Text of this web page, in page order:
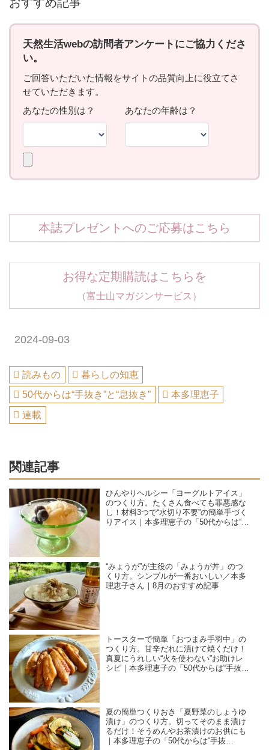
本誌プレゼントへのご応募はこちら
お得な定期購読はこちらを
（富士山マガジンサービス）
2024-09-03
読みもの
暮らしの知恵
50代からは“手抜き”と“息抜き”
本多理恵子
連載
関連記事
ひんやりヘルシー「ヨーグルトアイス」
のつくり方。たくさん食べても罪悪感な
し！材料3つで“水切り不要”の簡単手づく
りアイス｜本多理恵子の「50代からは“手
“みょうが”が主役の「みょうが丼」のつ
くり方。シンプルが一番おいしい／本多
理恵子さん｜8月のおすすめ記事
トースターで簡単「おつまみ手羽中」の
つくり方。甘辛だれに漬けて焼くだけ！
真夏にうれしい“火を使わない”お助けレ
シピ｜本多理恵子の「50代からは“手抜
夏の簡単つくりおき「夏野菜のしょうゆ
漬け」のつくり方。切ってそのまま漬け
るだけ！そうめんやお茶漬けのお供にも
｜本多理恵子の「50代からは“手抜